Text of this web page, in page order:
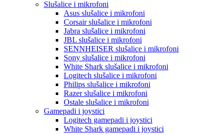
Slušalice i mikrofoni
Asus slušalice i mikrofoni
Corsair slušalice i mikrofoni
Jabra slušalice i mikrofoni
JBL slušalice i mikrofoni
SENNHEISER slušalice i mikrofoni
Sony slušalice i mikrofoni
White Shark slušalice i mikrofoni
Logitech slušalice i mikrofoni
Philips slušalice i mikrofoni
Razer slušalice i mikrofoni
Ostale slušalice i mikrofoni
Gamepadi i joystici
Logitech gamepadi i joystici
White Shark gamepadi i joystici